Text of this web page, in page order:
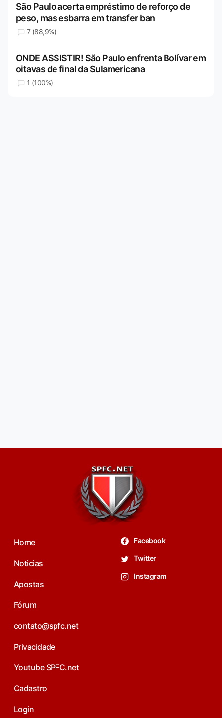
São Paulo acerta empréstimo de reforço de
peso, mas esbarra em transfer ban
7 (88,9%)
ONDE ASSISTIR! São Paulo enfrenta Bolívar em
oitavas de final da Sulamericana
1 (100%)
Home
Noticias
Apostas
Fórum
contato@spfc.net
Privacidade
Youtube SPFC.net
Cadastro
Login
Facebook
Twitter
Instagram